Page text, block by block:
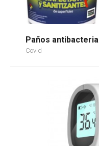
Paños antibacterial
Covid